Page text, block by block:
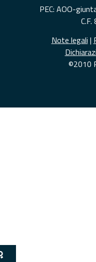
PEC: AOO-
Note legali |
©2010